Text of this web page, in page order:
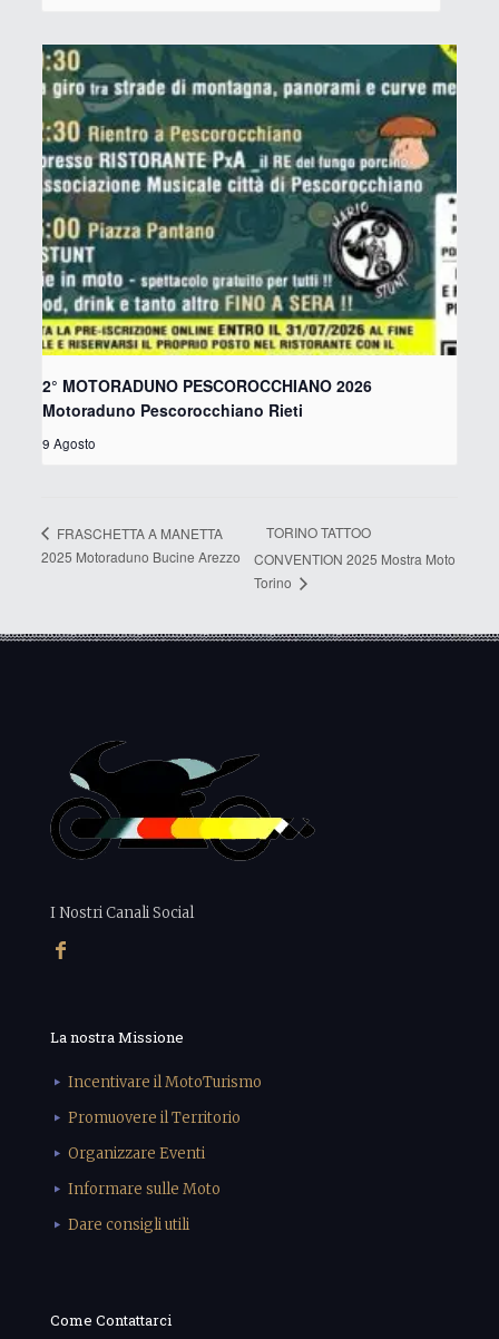
2° MOTORADUNO PESCOROCCHIANO 2026
Motoraduno Pescorocchiano Rieti
9 Agosto
FRASCHETTA A MANETTA
2025 Motoraduno Bucine Arezzo
TORINO TATTOO
CONVENTION 2025 Mostra Moto
Torino
I Nostri Canali Social
La nostra Missione
Incentivare il MotoTurismo
Promuovere il Territorio
Organizzare Eventi
Informare sulle Moto
Dare consigli utili
Come Contattarci